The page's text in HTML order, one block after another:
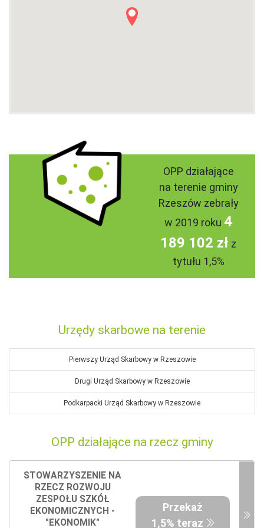
OPP działające
na terenie gminy
Rzeszów zebrały
w 2019 roku 4
189 102 zł z
tytułu 1,5%
Urzędy skarbowe na terenie
Pierwszy Urząd Skarbowy w Rzeszowie
Drugi Urząd Skarbowy w Rzeszowie
Podkarpacki Urząd Skarbowy w Rzeszowie
OPP działające na rzecz gminy
STOWARZYSZENIE NA
RZECZ ROZWOJU
ZESPOŁU SZKÓŁ
EKONOMICZNYCH -
"EKONOMIK"
Przekaż
1,5% teraz